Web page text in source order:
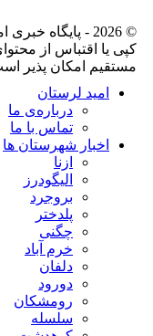
© 2026 - پایگاه خبری اميد لرستان.تمامی حقوق محفوظ است.
کپی یا اقتباس از
مستقیم امکان پذیر
امید لرستان
درباره‌ی ما
تماس با ما
اخبار شهرستان ها
ازنا
الیگودرز
بروجرد
پلدختر
چگنی
خرم آباد
دلفان
دورود
رومشکان
سلسله